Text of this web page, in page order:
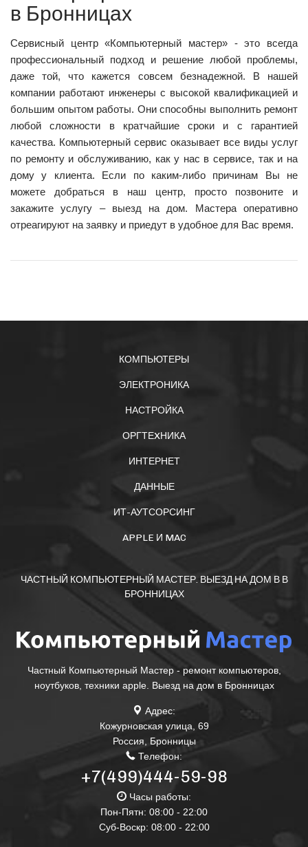
в Бронницах
Сервисный центр «Компьютерный мастер» - это всегда
профессиональный подход и решение любой проблемы,
даже той, что кажется совсем безнадежной. В нашей
компании работают инженеры с высокой квалификацией и
большим опытом работы. Они способны выполнить ремонт
любой сложности в кратчайшие сроки и с гарантией
качества. Компьютерный сервис оказывает все виды услуг
по ремонту и обслуживанию, как у нас в сервисе, так и на
дому у клиента. Если по каким-либо причинам Вы не
можете добраться в наш центр, просто позвоните и
закажите услугу – выезд на дом. Мастера оперативно
отреагируют на заявку и приедут в удобное для Вас время.
КОМПЬЮТЕРЫ
ЭЛЕКТРОНИКА
НАСТРОЙКА
ОРГТЕXНИКА
ИНТЕРНЕТ
ДАННЫЕ
ИТ-АУТСОРСИНГ
APPLE И MAC
ЧАСТНЫЙ КОМПЬЮТЕРНЫЙ МАСТЕР. ВЫЕЗД НА ДОМ В В
БРОННИЦАХ
Частный Компьютерный Мастер - ремонт компьютеров,
ноутбуков, техники apple. Выезд на дом в Бронницах
Адрес:
Кожурновская улица, 69
Россия, Бронницы
Телефон:
+7(499)444-59-98
Часы работы:
Пон-Пятн: 08:00 - 22:00
Суб-Воскр: 08:00 - 22:00